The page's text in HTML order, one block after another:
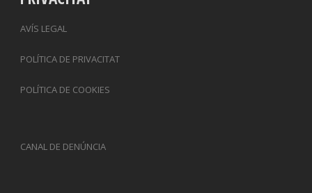
AVÍS LEGAL
POLÍTICA DE PRIVACITAT
POLÍTICA DE COOKIES
CANAL DE DENÚNCIA